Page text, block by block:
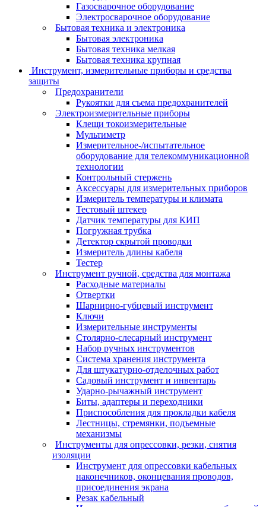
Газосварочное оборудование
Электросварочное оборудование
Бытовая техника и электроника
Бытовая электроника
Бытовая техника мелкая
Бытовая техника крупная
Инструмент, измерительные приборы и средства
защиты
Предохранители
Рукоятки для съема предохранителей
Электроизмерительные приборы
Клещи токоизмерительные
Мультиметр
Измерительное-/испытательное
оборудование для телекоммуникационной
технологии
Контрольный стержень
Аксессуары для измерительных приборов
Измеритель температуры и климата
Тестовый штекер
Датчик температуры для КИП
Погружная трубка
Детектор скрытой проводки
Измеритель длины кабеля
Тестер
Инструмент ручной, средства для монтажа
Расходные материалы
Отвертки
Шарнирно-губцевый инструмент
Ключи
Измерительные инструменты
Столярно-слесарный инструмент
Набор ручных инструментов
Система хранения инструмента
Для штукатурно-отделочных работ
Садовый инструмент и инвентарь
Ударно-рычажный инструмент
Биты, адаптеры и переходники
Приспособления для прокладки кабеля
Лестницы, стремянки, подъемные
механизмы
Инструменты для опрессовки, резки, снятия
изоляции
Инструмент для опрессовки кабельных
наконечников, оконцевания проводов,
присоединения экрана
Резак кабельный